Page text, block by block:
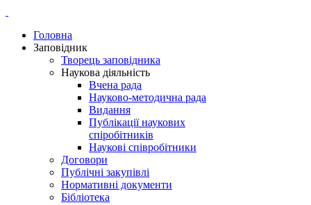
Головна
Заповідник
Творець заповідника
Наукова діяльність
Вчена рада
Науково-методична рада
Видання
Публікації наукових
спіробітників
Наукові співробітники
Договори
Публічні закупівлі
Нормативні документи
Бібліотека